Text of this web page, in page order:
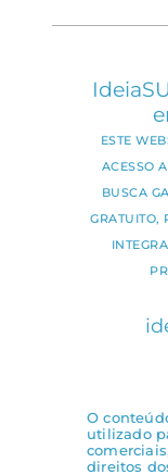
ESTE
ACESSO
BUSCA
GRATUITO,
O
utilizado
direitos